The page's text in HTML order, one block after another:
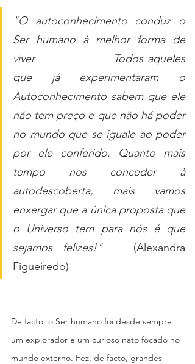
"O autoconhecimento conduz o
Ser humano à melhor forma de
viver.                   Todos aqueles
que já experimentaram o
Autoconhecimento sabem que ele
não tem preço e que não há poder
no mundo que se iguale ao poder
por ele conferido. Quanto mais
tempo nos conceder à
autodescoberta, mais vamos
enxergar que a única proposta que
o Universo tem para nós é que
sejamos felizes!"
(Alexandra
Figueiredo)
De facto, o Ser humano foi desde sempre
um explorador e um curioso nato focado no
mundo externo. Fez, de facto, grandes